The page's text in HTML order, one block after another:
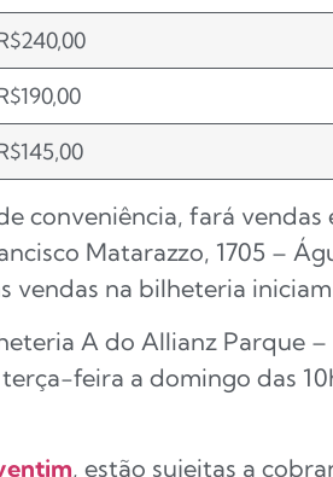
conveniência, fará vendas
Matarazzo, 1705 –
vendas na bilheteria iniciam
A do Allianz Parque –
feira a domingo das
, estão sujeitas a